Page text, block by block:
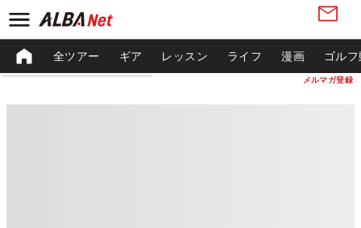
メルマガ登録
全ツアー ギア レッスン ライフ 漫画 ゴル